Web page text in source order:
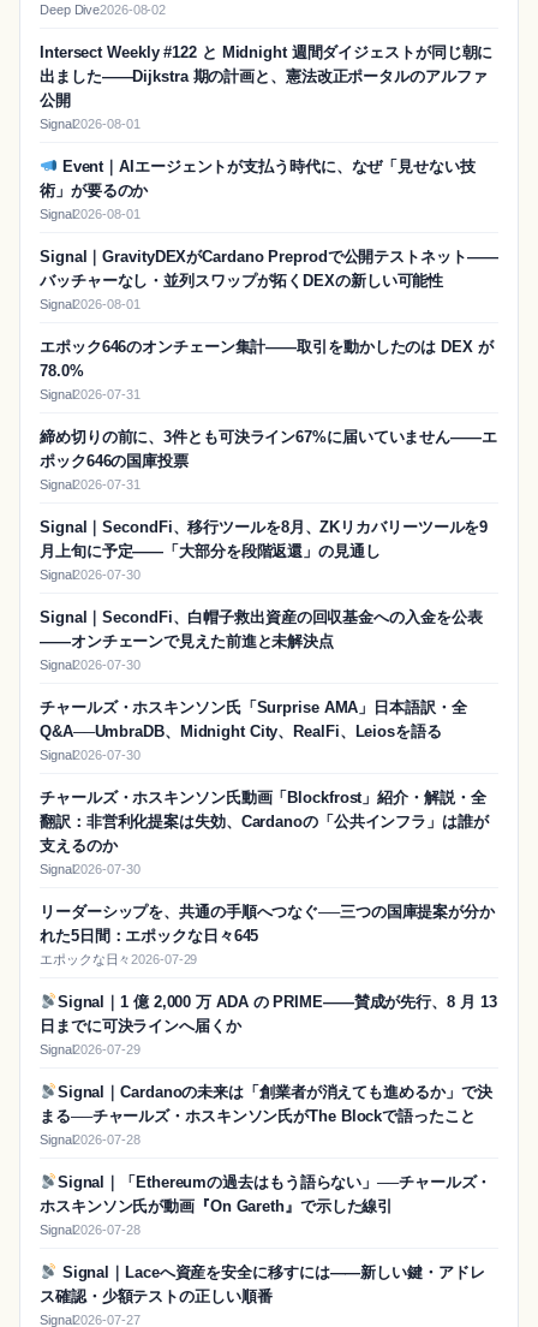
Deep Dive2026-08-02
Intersect Weekly #122 と Midnight 週間ダイジェストが同じ朝に
出ました——Dijkstra 期の計画と、憲法改正ポータルのアルファ
公開
Signal2026-08-01
Event｜AIエージェントが支払う時代に、なぜ「見せない技
術」が要るのか
Signal2026-08-01
Signal｜GravityDEXがCardano Preprodで公開テストネット——
バッチャーなし・並列スワップが拓くDEXの新しい可能性
Signal2026-08-01
エポック646のオンチェーン集計——取引を動かしたのは DEX が
78.0%
Signal2026-07-31
締め切りの前に、3件とも可決ライン67%に届いていません——エ
ポック646の国庫投票
Signal2026-07-31
Signal｜SecondFi、移行ツールを8月、ZKリカバリーツールを9
月上旬に予定——「大部分を段階返還」の見通し
Signal2026-07-30
Signal｜SecondFi、白帽子救出資産の回収基金への入金を公表
——オンチェーンで見えた前進と未解決点
Signal2026-07-30
チャールズ・ホスキンソン氏「Surprise AMA」日本語訳・全
Q&A──UmbraDB、Midnight City、RealFi、Leiosを語る
Signal2026-07-30
チャールズ・ホスキンソン氏動画「Blockfrost」紹介・解説・全
翻訳：非営利化提案は失効、Cardanoの「公共インフラ」は誰が
支えるのか
Signal2026-07-30
リーダーシップを、共通の手順へつなぐ──三つの国庫提案が分か
れた5日間：エポックな日々645
エポックな日々2026-07-29
Signal｜1 億 2,000 万 ADA の PRIME——賛成が先行、8 月 13
日までに可決ラインへ届くか
Signal2026-07-29
Signal｜Cardanoの未来は「創業者が消えても進めるか」で決
まる──チャールズ・ホスキンソン氏がThe Blockで語ったこと
Signal2026-07-28
Signal｜「Ethereumの過去はもう語らない」──チャールズ・
ホスキンソン氏が動画『On Gareth』で示した線引
Signal2026-07-28
Signal｜Laceへ資産を安全に移すには——新しい鍵・アドレ
ス確認・少額テストの正しい順番
Signal2026-07-27